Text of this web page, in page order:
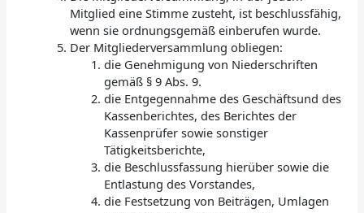
Mitglied eine Stimme zusteht, ist beschlussfähig,
wenn sie ordnungsgemäß einberufen wurde.
Der Mitgliederversammlung obliegen:
die Genehmigung von Niederschriften
gemäß § 9 Abs. 9.
die Entgegennahme des Geschäftsund des
Kassenberichtes, des Berichtes der
Kassenprüfer sowie sonstiger
Tätigkeitsberichte,
die Beschlussfassung hierüber sowie die
Entlastung des Vorstandes,
die Festsetzung von Beiträgen, Umlagen